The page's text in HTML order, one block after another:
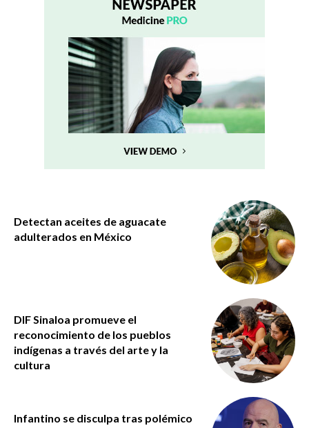
Detectan aceites de aguacate
adulterados en México
DIF Sinaloa promueve el
reconocimiento de los pueblos
indígenas a través del arte y la
cultura
Infantino se disculpa tras polémico